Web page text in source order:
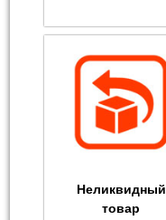
Неликвидный
товар